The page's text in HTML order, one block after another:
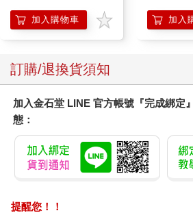
另有多瓶組優惠賣場
加入購物車
Press)加入
訂購/退換貨須知
加入金石堂 LINE 官方帳號『完成綁定
態：
提醒您！！